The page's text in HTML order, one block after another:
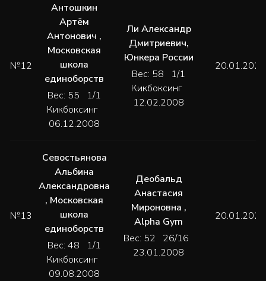
№12
Антошкин
Артём
Антонович ,
Московская
школа
единоборств
Вес: 55 1/1
Кикбоксинг
06.12.2008
Ли Александр
Дмитриевич,
Юнкера России
Вес: 58 1/1
Кикбоксинг
12.02.2008
20.01.2024
№13
Cевостьянова
Альбина
Александровна
, Московская
школа
единоборств
Вес: 48 1/1
Кикбоксинг
09.08.2008
Деобальд
Анастасия
Мироновна ,
Alpha Gym
Вес: 52 26/16
23.01.2008
20.01.2024